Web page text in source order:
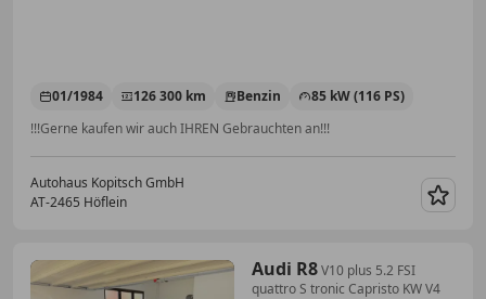
01/1984 126 300 km Benzin
85 kW (116 PS)
!!!Gerne kaufen wir auch IHREN Gebrauchten an!!!
Autohaus Kopitsch GmbH
AT-2465 Höflein
Audi R8V10 plus 5.2 FSI
quattro S tronic Capristo KW V4